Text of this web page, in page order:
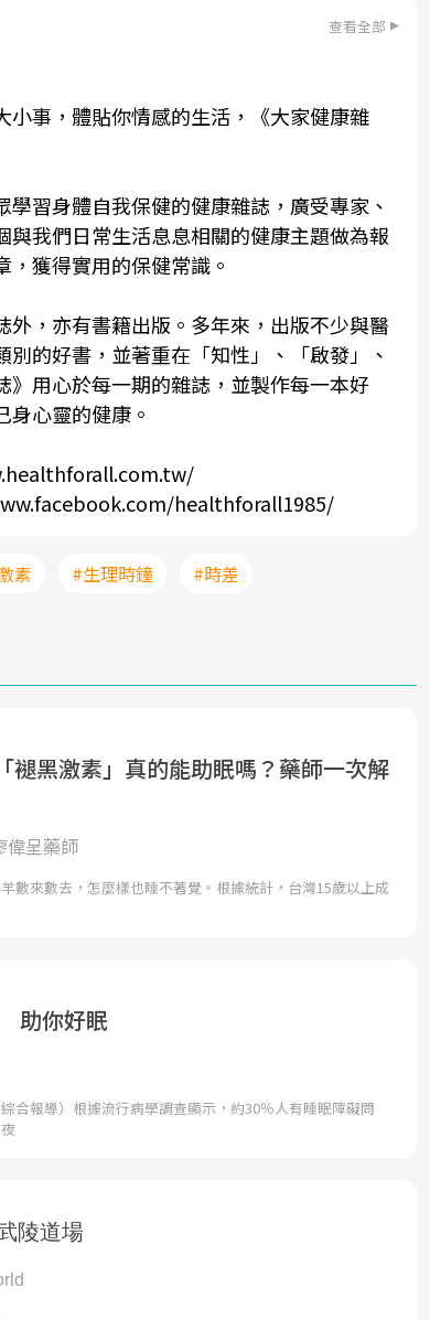
查看全部
小事，體貼你情感的生活，《大家健康雜
學習身體自我保健的健康雜誌，廣受專家、
我們日常生活息息相關的健康主題做為報
獲得實用的保健常識。
外，亦有書籍出版。多年來，出版不少與醫
的好書，並著重在「知性」、「啟發」、
》用心於每一期的雜誌，並製作每一本好
心靈的健康。
healthforall1985/
素 #生理時鐘 #時差
褪黑激素」真的能助眠嗎？藥師一次解
偉呈藥師
數來數去，怎麼樣也睡不著覺。根據統計，台灣15歲以上成
助你好眠
綜合報導）根據流行病學調查顯示，約30％人有睡眠障礙問